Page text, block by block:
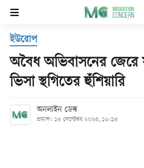
হোম
সর্বশেষ
বিভাগ
ইউরোপ
অবৈধ অভিবাসনের জেরে
ভিসা স্থগিতের হুঁশিয়ারি
অনলাইন ডেস্ক
প্রকাশ: ১৮ সেপ্টেম্বর ২০২৫, ১৬:১৪